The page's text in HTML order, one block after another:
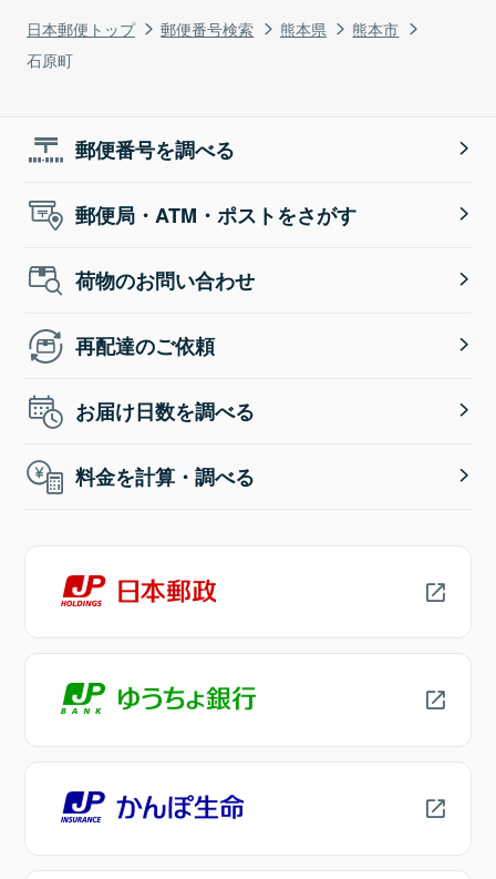
日本郵便トップ 郵便番号検索 熊本県
熊本市
石原町
郵便番号を調べる
郵便局・ATM・ポストをさがす
荷物のお問い合わせ
再配達のご依頼
お届け日数を調べる
料金を計算・調べる